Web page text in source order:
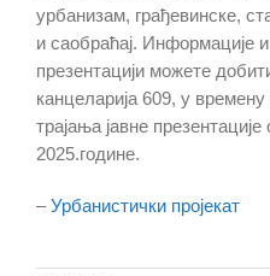
урбанизам, грађевинске,
и саобраћај. Информације
презентацији можете
канцеларија 609, у
трајања јавне
2025.године.
–Урбанистички пројекат